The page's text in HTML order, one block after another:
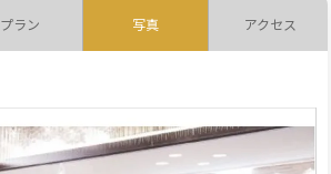
プラン 写真 アクセス